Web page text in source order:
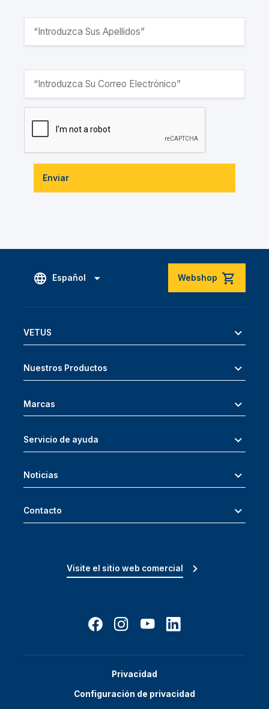
Enviar
Español Webshop
VETUS
Nuestros Productos
Marcas
Servicio de ayuda
Noticias
Contacto
Visite el sitio web comercial
Privacidad
Configuración de privacidad